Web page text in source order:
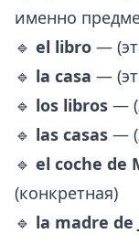
именно
🔹 el libro —
🔹 la casa —
🔹 los libros —
🔹 las casas —
🔹 el coche de
(конкретная)
🔹 la madre de